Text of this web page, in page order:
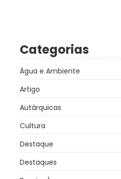
Categorias
Água e Ambiente
Artigo
Autárquicas
Cultura
Destaque
Destaques